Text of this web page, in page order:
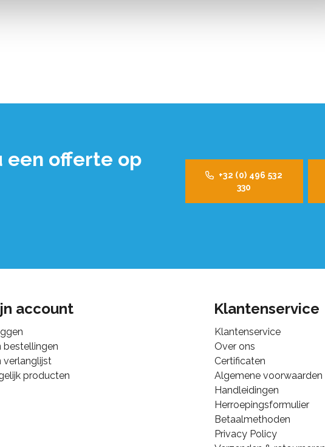
een offerte op
+32 (0) 496 532
330
account
bestellingen
verlanglijst
producten
Klantenservice
Klantenservice
Over ons
Certificaten
Algemene voorwaarden
Handleidingen
Herroepingsformulier
Betaalmethoden
Privacy Policy